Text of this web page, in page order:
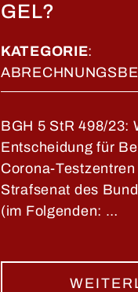
GEL?
KATEGORIE:
BGH 5 StR 498/23:
Entscheidung für
Corona-
Strafsenat des
(im Folgenden: …